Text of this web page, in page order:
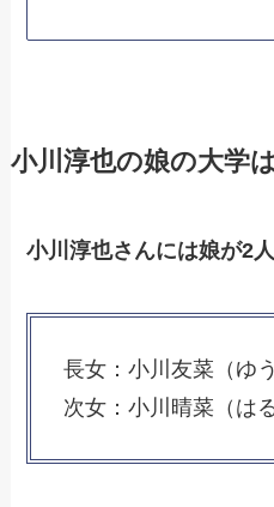
小川淳也の娘の大学
小川淳也さんには娘が2人
長女：小川友菜（ゆ
次女：小川晴菜（は